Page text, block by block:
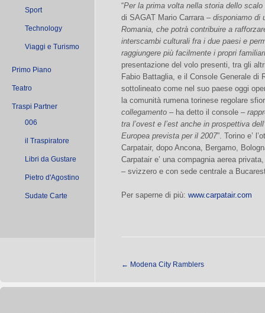
Sport
Technology
Viaggi e Turismo
Primo Piano
Teatro
Traspi Partner
006
il Traspiratore
Libri da Gustare
Pietro d'Agostino
Sudate Carte
“Per la prima volta nella storia dello scalo
di SAGAT Mario Carrara – disponiamo di
Romania, che potrà contribuire a
interscambi culturali fra i due paesi e
raggiungere più facilmente i propri
presentazione del volo presenti, tra gli
Fabio Battaglia, e il Console Generale di
sottolineato come nel suo paese oggi
la comunità rumena torinese regolare
collegamento – ha detto il console –
tra l’ovest e l’est anche in prospettiva
Europea prevista per il 2007”. Torino e’
Carpatair, dopo Ancona, Bergamo,
Carpatair e’ una compagnia aerea
– svizzero e con sede centrale a
Per saperne di più: www.carpatair.com
← Modena City Ramblers